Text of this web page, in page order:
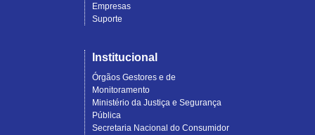
Empresas
Suporte
Institucional
Órgãos Gestores e de
Monitoramento
Ministério da Justiça e Segurança
Pública
Secretaria Nacional do Consumidor